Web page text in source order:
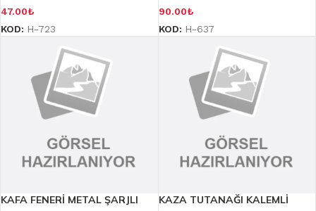
47.00₺
KOD: H-723
90.00₺
KOD: H-637
KAFA FENERİ METAL ŞARJLI KAZA TUTANAĞI KALEMLİ